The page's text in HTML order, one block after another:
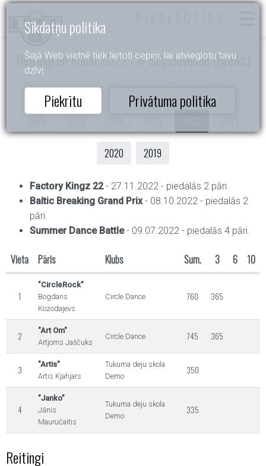
Sīkdatņu politika
Šajā Web vietnē tiek lietoti cepiņi, lai atvieglotu tavu
dzīvi.
Piekrītu Privātuma politika
Reitingi un Kausi 2022 - B-BoysJuvenile (Breiks)
2020 2019
Factory Kingz 22- 27.11.2022 - piedalās 2 pāri.
Baltic Breaking Grand Prix- 08.10.2022 - piedalās 2
pāri.
Summer Dance Battle- 09.07.2022 - piedalās 4 pāri.
Vieta Pāris Klubs Sum. 3 6 10
1
"CircleRock"
Bogdans
Kozodajevs
Circle Dance 760 365
2
"Art Om"
Artjoms Jaščuks
Circle Dance 745 365
3
"Artis"
Artis Kjahjars
Tukuma deju skola
Demo
350
4
"Janko"
Jānis
Mauručaitis
Tukuma deju skola
Demo
335
Reitingi